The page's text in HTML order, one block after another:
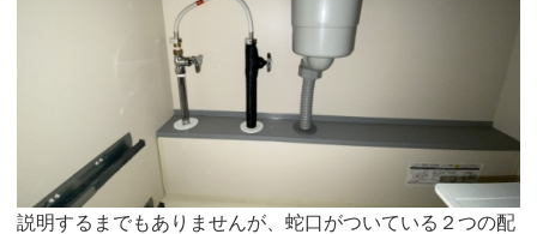
説明するまでもありませんが、蛇口がついている２つの配